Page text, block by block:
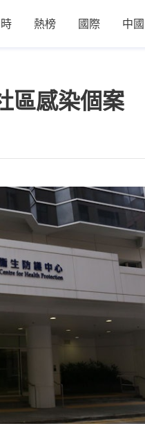
熱榜 國際 中國
區感染個